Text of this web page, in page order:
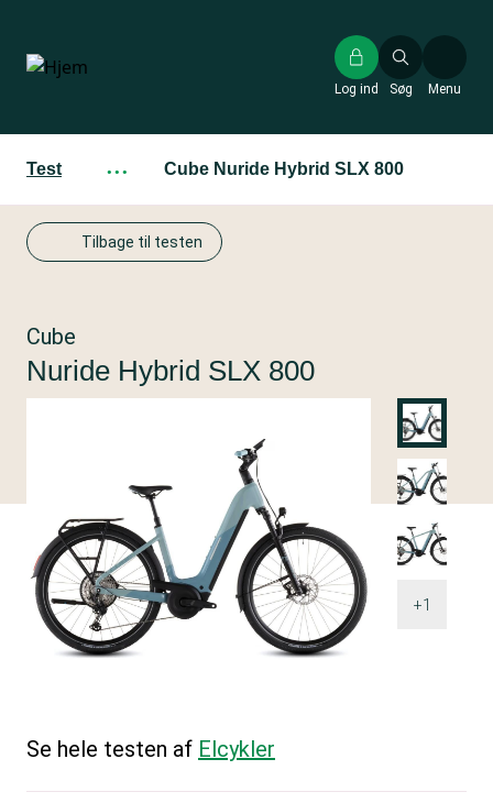
hovedindhold
Søg
Log ind Menu
Test ··· Cube Nuride Hybrid SLX 800
Tilbage til testen
+1
Cube
Nuride Hybrid SLX 800
Se hele testen af Elcykler